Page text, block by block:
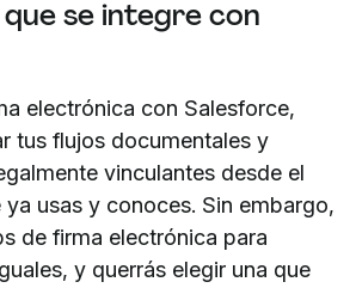
se integre con
electrónica con Salesforce,
tus flujos documentales y
vinculantes desde el
ya usas y conoces. Sin embargo,
de firma electrónica para
y querrás elegir una que